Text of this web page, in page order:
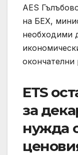
AES
на БЕХ,
необходими
окончателни
ETS
за
нужда